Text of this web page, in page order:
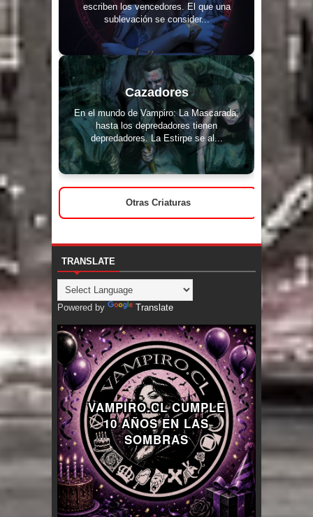
escriben los vencedores. El que una
sublevación se consider...
Cazadores
En el mundo de Vampiro: La Mascarada,
hasta los depredadores tienen
depredadores. La Estirpe se al...
Otras Criaturas
TRANSLATE
Powered by Translate
VAMPIRO.CL CUMPLE
10 AÑOS EN LAS
SOMBRAS